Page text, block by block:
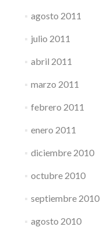
agosto 2011
julio 2011
abril 2011
marzo 2011
febrero 2011
enero 2011
diciembre 2010
octubre 2010
septiembre 2010
agosto 2010